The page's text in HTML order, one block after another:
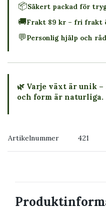
📦Säkert packad för
🚚Frakt 89 kr – fri frakt
💬Personlig hjälp och
🌿 Varje växt är unik
och form är naturliga.
Artikelnummer 421